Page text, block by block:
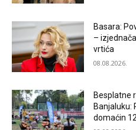
Basara:
–
vrtića
08.08.2026.
Besplatne
Banjaluku:
domaćin